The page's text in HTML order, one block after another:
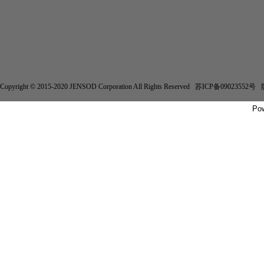
Copyright © 2015-2020 JENSOD Corporation All Rights Reserved 苏ICP备09023552